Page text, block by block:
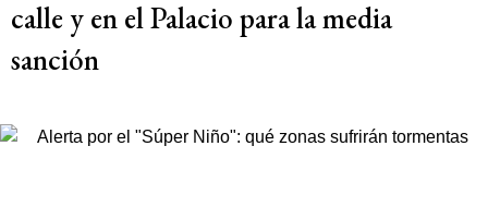
calle y en el Palacio para la media
sanción